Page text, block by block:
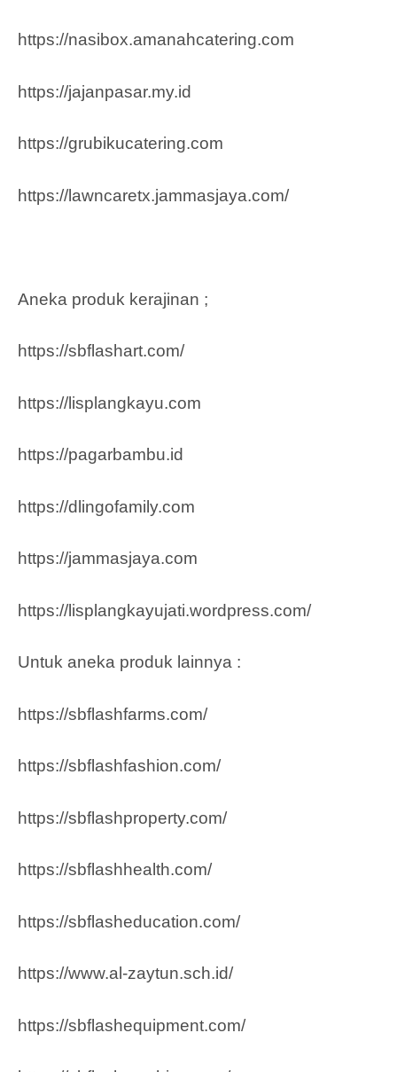
https://nasibox.amanahcatering.com
https://jajanpasar.my.id
https://grubikucatering.com
https://lawncaretx.jammasjaya.com/
Aneka produk kerajinan ;
https://sbflashart.com/
https://lisplangkayu.com
https://pagarbambu.id
https://dlingofamily.com
https://jammasjaya.com
https://lisplangkayujati.wordpress.com/
Untuk aneka produk lainnya :
https://sbflashfarms.com/
https://sbflashfashion.com/
https://sbflashproperty.com/
https://sbflashhealth.com/
https://sbflasheducation.com/
https://www.al-zaytun.sch.id/
https://sbflashequipment.com/